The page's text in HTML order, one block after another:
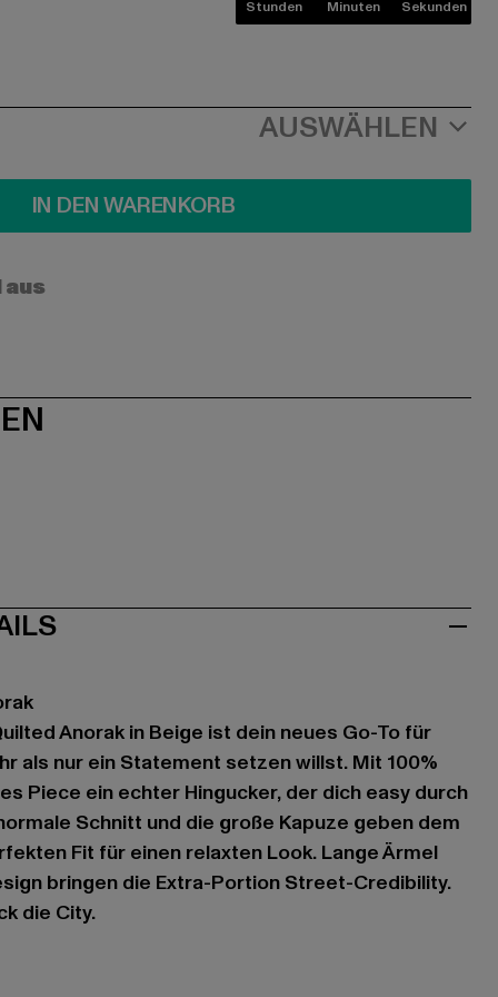
Stunden Minuten Sekunden
AUSWÄHLEN
IN DEN WARENKORB
Anorak in Beige ist dein neues Go-To für
als nur ein Statement setzen willst. Mit 100%
Piece ein echter Hingucker, der dich easy durch
Schnitt und die große Kapuze geben dem
Fit für einen relaxten Look. Lange Ärmel
bringen die Extra-Portion Street-Credibility.
die City.